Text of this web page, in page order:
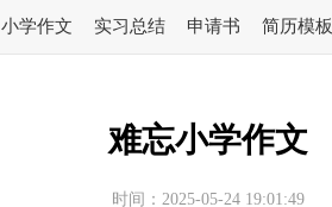
小学作文 实习总结 申请书 简历模板
难忘小学作文
时间：2025-05-24 19:01:49